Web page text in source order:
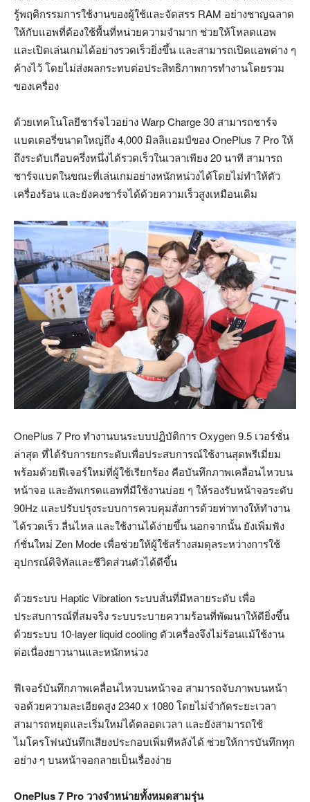
รู้พฤติกรรมการใช้งานของผู้ใช้และจัดสรร RAM อย่างชาญฉลาด
ให้กับแอพที่ต้องใช้พื้นที่หน่วยความจำมาก ช่วยให้โหลดแอพ
และเปิดเล่นเกมได้อย่างรวดเร็วยิ่งขึ้น และสามารถเปิดแอพต่าง ๆ
ค้างไว้ โดยไม่ส่งผลกระทบต่อประสิทธิภาพการทำงานโดยรวม
ของเครื่อง
ด้วยเทคโนโลยีชาร์จไวอย่าง Warp Charge 30 สามารถชาร์จ
แบตเตอรี่ขนาดใหญ่ถึง 4,000 มิลลิแอมป์ของ OnePlus 7 Pro ให้
ถึงระดับเกือบครึ่งหนึ่งได้รวดเร็วในเวลาเพียง 20 นาที สามารถ
ชาร์จแบตในขณะที่เล่นเกมอย่างหนักหน่วงได้โดยไม่ทำให้ตัว
เครื่องร้อน และยังคงชาร์จได้ด้วยความเร็วสูงเหมือนเดิม
OnePlus 7 Pro ทำงานบนระบบปฏิบัติการ Oxygen 9.5 เวอร์ชั่น
ล่าสุด ที่ได้รับการยกระดับเพื่อประสบการณ์ใช้งานสุดพรีเมี่ยม
พร้อมด้วยฟีเจอร์ใหม่ที่ผู้ใช้เรียกร้อง คือบันทึกภาพเคลื่อนไหวบน
หน้าจอ และอัพเกรดแอพที่มีใช้งานบ่อย ๆ ให้รองรับหน้าจอระดับ
90Hz และปรับปรุงระบบการควบคุมสั่งการด้วยท่าทางให้ทำงาน
ได้รวดเร็ว ลื่นไหล และใช้งานได้ง่ายขึ้น นอกจากนั้น ยังเพิ่มฟัง
ก์ชั่นใหม่ Zen Mode เพื่อช่วยให้ผู้ใช้สร้างสมดุลระหว่างการใช้
อุปกรณ์ดิจิทัลและชีวิตส่วนตัวได้ดีขึ้น
ด้วยระบบ Haptic Vibration ระบบสั่นที่มีหลายระดับ เพื่อ
ประสบการณ์ที่สมจริง ระบบระบายความร้อนที่พัฒนาให้ดียิ่งขึ้น
ด้วยระบบ 10-layer liquid cooling ตัวเครื่องจึงไม่ร้อนแม้ใช้งาน
ต่อเนื่องยาวนานและหนักหน่วง
ฟีเจอร์บันทึกภาพเคลื่อนไหวบนหน้าจอ สามารถจับภาพบนหน้า
จอด้วยความละเอียดสูง 2340 x 1080 โดยไม่จำกัดระยะเวลา
สามารถหยุดและเริ่มใหม่ได้ตลอดเวลา และยังสามารถใช้
ไมโครโฟนบันทึกเสียงประกอบเพิ่มทีหลังได้ ช่วยให้การบันทึกทุก
อย่าง ๆ บนหน้าจอกลายเป็นเรื่องง่าย
OnePlus 7 Pro วางจำหน่ายทั้งหมดสามรุ่น